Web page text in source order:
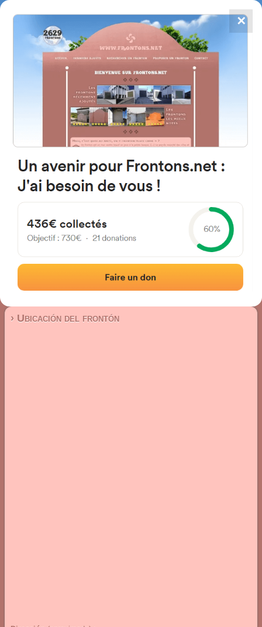
FRONTONS.NET
BUSCAR UN FRONTÓN
AÑADIR UN FRONTÓN
4784
frontones
47140 Laguna de Duero,
Calle l Prado 12 España
Frontón de pared izquierda
Localización|Fotos|Comentarios y reseñas
› Ubicación del frontón
✕